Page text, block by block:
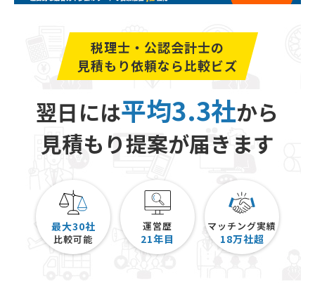
税理士・公認会計士の
見積もり依頼なら比較ビズ
翌日には平均3.3社から
見積もり提案が届きます
最大30社
比較可能
運営歴
21年目
マッチング実績
18万社超